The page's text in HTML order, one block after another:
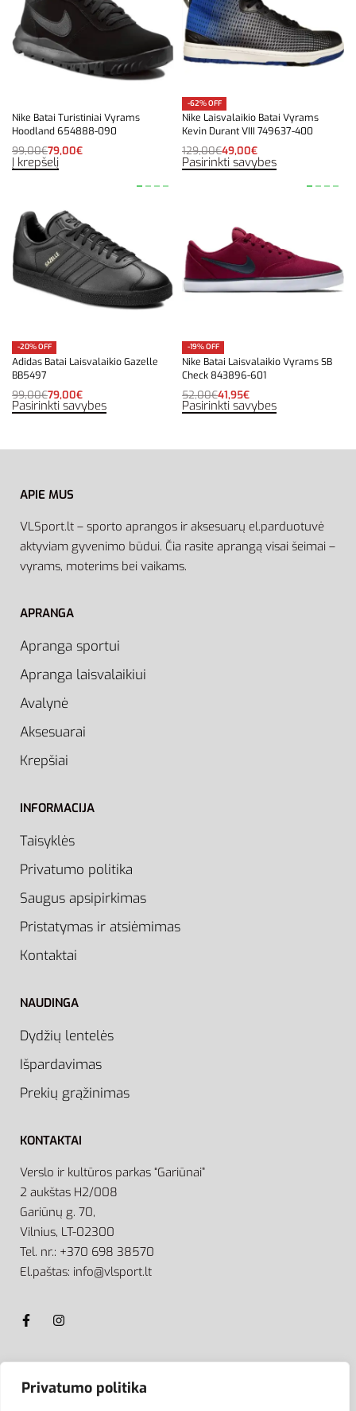
Privatumo politika
Nike Batai Turistiniai Vyrams
Hoodland 654888-090
99,00€79,00€
Į krepšelį
-62% OFF
Nike Laisvalaikio Batai Vyrams
Kevin Durant VIII 749637-400
129,00€49,00€
Pasirinkti savybes
-20% OFF
Adidas Batai Laisvalaikio Gazelle
BB5497
99,00€79,00€
Pasirinkti savybes
-19% OFF
Nike Batai Laisvalaikio Vyrams SB
Check 843896-601
52,00€41,95€
Pasirinkti savybes
APIE MUS
VLSport.lt – sporto aprangos ir aksesuarų el.parduotuvė
aktyviam gyvenimo būdui. Čia rasite aprangą visai šeimai –
vyrams, moterims bei vaikams.
APRANGA
Apranga sportui
Apranga laisvalaikiui
Avalynė
Aksesuarai
Krepšiai
INFORMACIJA
Taisyklės
Privatumo politika
Saugus apsipirkimas
Pristatymas ir atsiėmimas
Kontaktai
NAUDINGA
Dydžių lentelės
Išpardavimas
Prekių grąžinimas
KONTAKTAI
Verslo ir kultūros parkas “Gariūnai”
2 aukštas H2/008
Gariūnų g. 70,
Vilnius, LT-02300
Tel. nr.: +370 698 38570
El.paštas: info@vlsport.lt